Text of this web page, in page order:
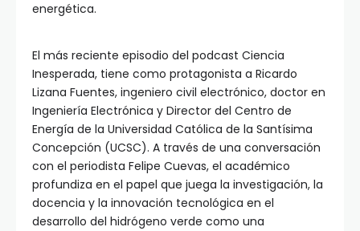
energética.
El más reciente episodio del podcast Ciencia
Inesperada, tiene como protagonista a Ricardo
Lizana Fuentes, ingeniero civil electrónico, doctor en
Ingeniería Electrónica y Director del Centro de
Energía de la Universidad Católica de la Santísima
Concepción (UCSC). A través de una conversación
con el periodista Felipe Cuevas, el académico
profundiza en el papel que juega la investigación, la
docencia y la innovación tecnológica en el
desarrollo del hidrógeno verde como una